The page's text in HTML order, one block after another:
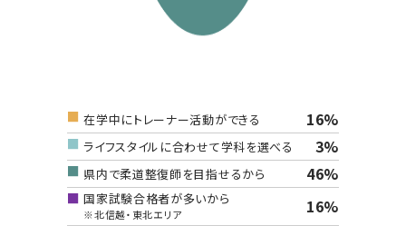
在学中にトレーナー活動ができる 16%
ライフスタイルに合わせて学科を選べる 3%
県内で柔道整復師を目指せるから 46%
国家試験合格者が多いから
※北信越・東北エリア 16%